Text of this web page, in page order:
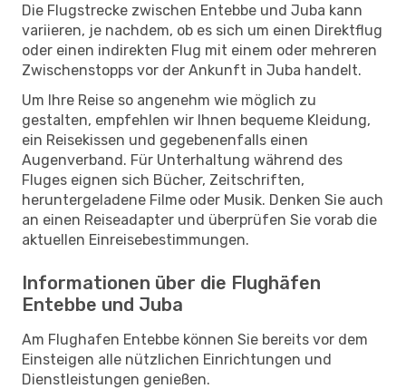
Die Flugstrecke zwischen Entebbe und Juba kann
variieren, je nachdem, ob es sich um einen Direktflug
oder einen indirekten Flug mit einem oder mehreren
Zwischenstopps vor der Ankunft in Juba handelt.
Um Ihre Reise so angenehm wie möglich zu
gestalten, empfehlen wir Ihnen bequeme Kleidung,
ein Reisekissen und gegebenenfalls einen
Augenverband. Für Unterhaltung während des
Fluges eignen sich Bücher, Zeitschriften,
heruntergeladene Filme oder Musik. Denken Sie auch
an einen Reiseadapter und überprüfen Sie vorab die
aktuellen Einreisebestimmungen.
Informationen über die Flughäfen
Entebbe und Juba
Am Flughafen Entebbe können Sie bereits vor dem
Einsteigen alle nützlichen Einrichtungen und
Dienstleistungen genießen.